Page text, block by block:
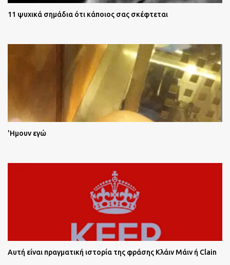
11 ψυχικά σημάδια ότι κάποιος σας σκέφτεται
'Ημουν εγώ
Αυτή είναι πραγματική ιστορία της φράσης Κλάιν Μάιν ή Clain